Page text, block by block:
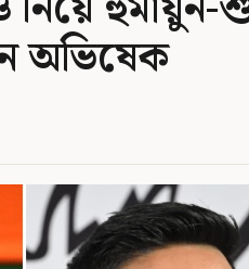
অভিষেক